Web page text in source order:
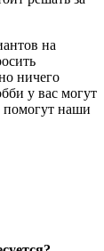
на
ничего
у вас могут
помогут наши